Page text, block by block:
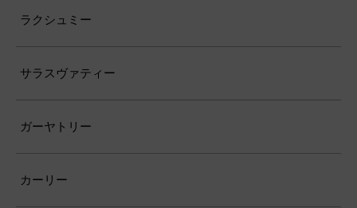
ラクシュミー
サラスヴァティー
ガーヤトリー
カーリー